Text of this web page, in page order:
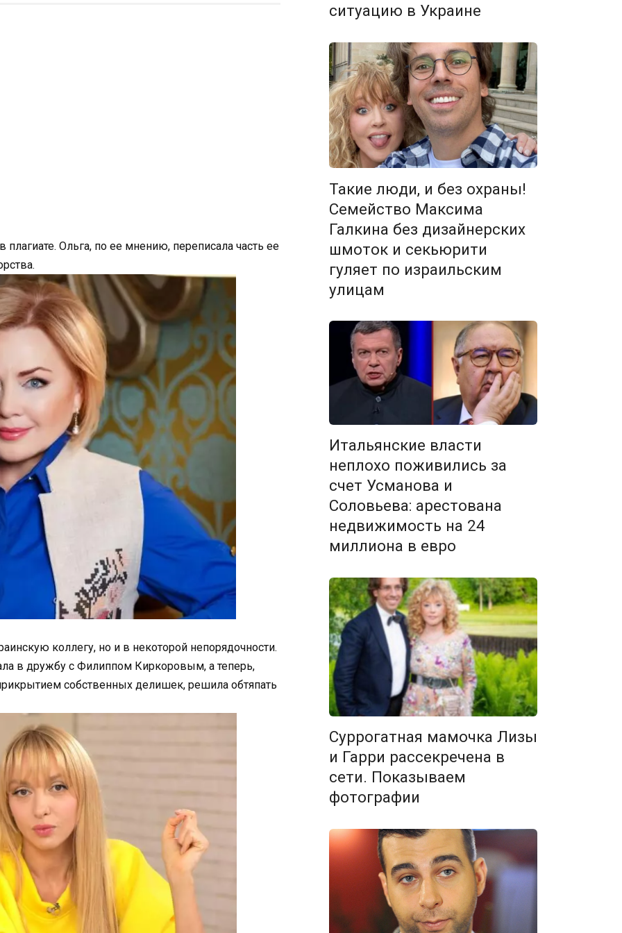
Ольга, по ее мнению, переписала часть ее
коллегу, но и в некоторой непорядочности.
в дружбу с Филиппом Киркоровым, а теперь,
собственных делишек, решила обтяпать
ситуацию в Украине
Такие люди, и без охраны!
Семейство Максима
Галкина без дизайнерских
шмоток и секьюрити
гуляет по израильским
улицам
Итальянские власти
неплохо поживились за
счет Усманова и
Соловьева: арестована
недвижимость на 24
миллиона в евро
Суррогатная мамочка Лизы
и Гарри рассекречена в
сети. Показываем
фотографии